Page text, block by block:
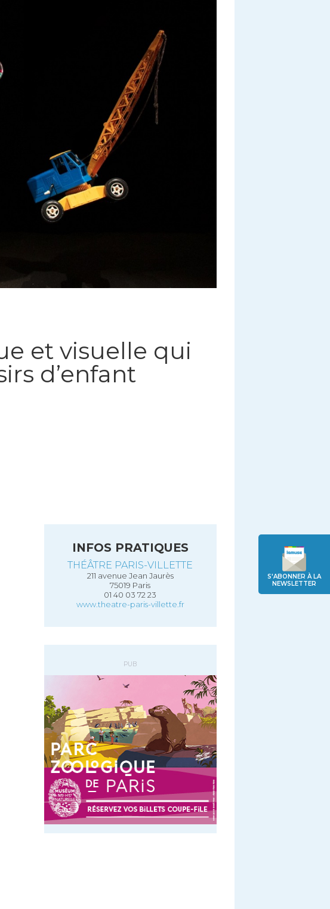
S'ABONNER À LA
NEWSLETTER
et visuelle qui
d’enfant
INFOS PRATIQUES
THÉÂTRE PARIS-VILLETTE
211 avenue Jean Jaurès
75019 Paris
01 40 03 72 23
www.theatre-paris-villette.fr
PUB